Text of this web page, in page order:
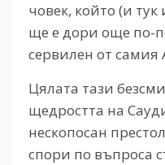
човек, който (и
ще е дори още по-
сервилен от самия
Цялата тази
щедростта на
нескопосан
спори по въпроса